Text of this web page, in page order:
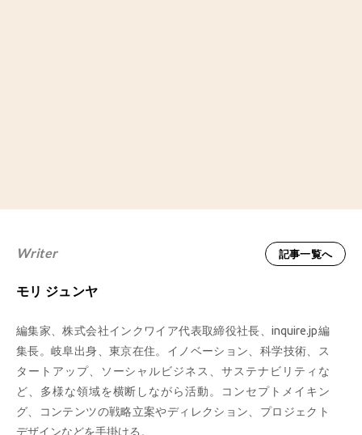
Writer
モリ ジュンヤ
記事一覧へ
編集家、株式会社インクワイア代表取締役社長、inquire.jp編
集長。岐阜出身、東京在住。イノベーション、科学技術、ス
タートアップ、ソーシャルビジネス、サステナビリティな
ど、多様な領域を横断しながら活動。コンセプトメイキン
グ、コンテンツの戦略立案やディレクション、プロジェクト
デザインなどを手掛ける。